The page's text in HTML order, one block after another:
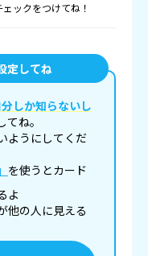
ックをつけてね！
定してね
分しか知らないし
てね。
ようにしてくだ
を使うとカード
よ
他の人に見える